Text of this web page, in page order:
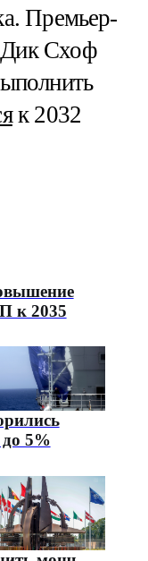
Премьер-
Дик Схоф
к 2032
к 2035
5%